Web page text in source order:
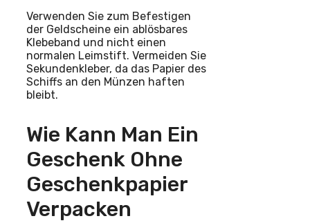
Verwenden Sie zum Befestigen
der Geldscheine ein ablösbares
Klebeband und nicht einen
normalen Leimstift. Vermeiden Sie
Sekundenkleber, da das Papier des
Schiffs an den Münzen haften
bleibt.
Wie Kann Man Ein
Geschenk Ohne
Geschenkpapier
Verpacken